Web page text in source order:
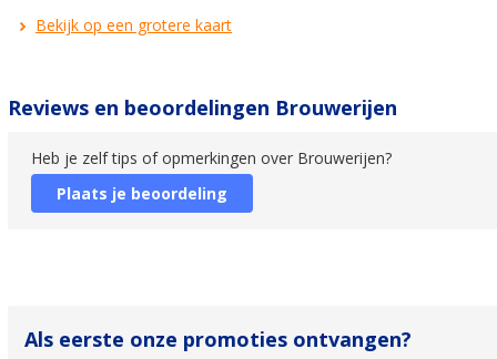
Bekijk op een grotere kaart
Reviews en beoordelingen Brouwerijen
Heb je zelf tips of opmerkingen over Brouwerijen?
Plaats je beoordeling
Als eerste onze promoties ontvangen?